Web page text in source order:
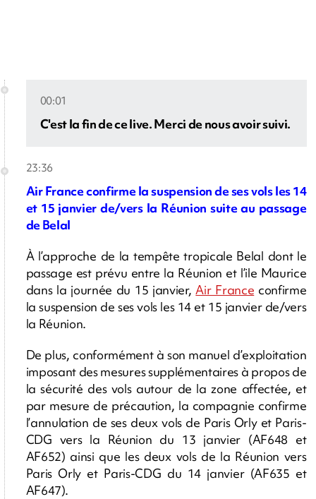
00:01
C'est la fin de ce live. Merci de nous avoir suivi.
23:36
Air France confirme la suspension de ses vols les 14
et 15 janvier de/vers la Réunion suite au passage
de Belal
À l’approche de la tempête tropicale Belal dont le
passage est prévu entre la Réunion et l’ile Maurice
dans la journée du 15 janvier,Air France confirme
la suspension de ses vols les 14 et 15 janvier de/vers
la Réunion.
De plus, conformément à son manuel d’exploitation
imposant des mesures supplémentaires à propos de
la sécurité des vols autour de la zone affectée, et
par mesure de précaution, la compagnie confirme
l’annulation de ses deux vols de Paris Orly et Paris-
CDG vers la Réunion du 13 janvier (AF648 et
AF652) ainsi que les deux vols de la Réunion vers
Paris Orly et Paris-CDG du 14 janvier (AF635 et
AF647).